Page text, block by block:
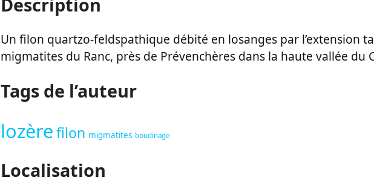
Un filon quartzo-feldspathique débité en losanges par l’extension
migmatites du Ranc, près de Prévenchères dans la haute vallée du
Tags de l’auteur
lozèrefilon migmatites boudinage
Localisation